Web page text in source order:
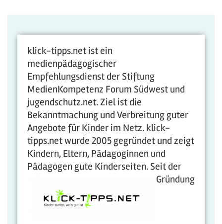
klick-tipps.net ist ein
medienpädagogischer
Empfehlungsdienst der Stiftung
MedienKompetenz Forum Südwest und
jugendschutz.net. Ziel ist die
Bekanntmachung und Verbreitung guter
Angebote für Kinder im Netz. klick-
tipps.net wurde 2005 gegründet und zeigt
Kindern, Eltern, Pädagoginnen und
Pädagogen gute Kinderseiten. Seit der
Gründung